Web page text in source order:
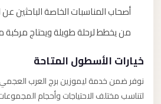
أصحاب المناسبات الخاصة الباحثين
من يخطط لرحلة طويلة ويحتاج مركبة
خيارات الأسطول المتاحة
نوفر ضمن خدمة ليموزين برج العرب العجمي
لتناسب مختلف الاحتياجات وأحجام المجموعات.